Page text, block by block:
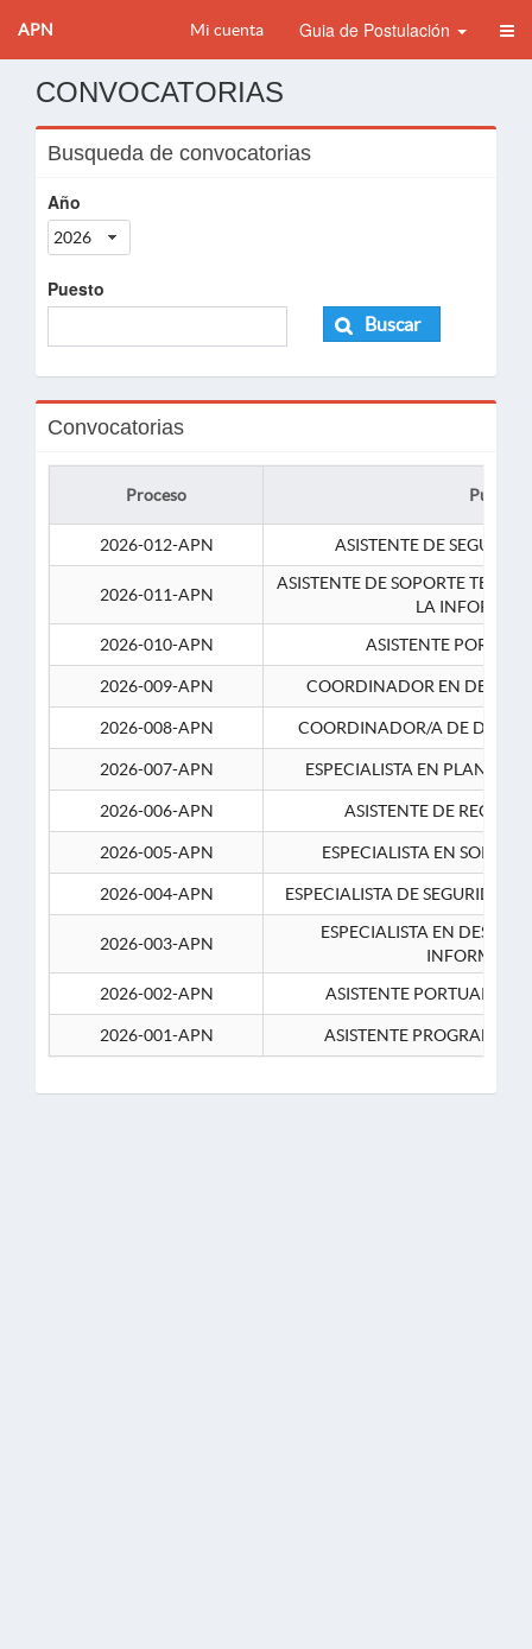
APN Mi cuenta Guia de Postulación
CONVOCATORIAS
Busqueda de convocatorias
Año
2026
Puesto
Buscar
Convocatorias
Proceso Puesto
2026-012-APN ASISTENTE DE
2026-011-APN
ASISTENTE DE SOPORTE
LA
2026-010-APN
ASISTENTE
2026-009-APN COORDINADOR EN
2026-008-APN COORDINADOR/A DE
2026-007-APN ESPECIALISTA EN
2026-006-APN ASISTENTE DE
2026-005-APN ESPECIALISTA EN
2026-004-APN ESPECIALISTA DE SEGURIDAD
2026-003-APN
ESPECIALISTA EN
2026-002-APN
ASISTENTE PORTUARIO 2-
2026-001-APN ASISTENTE